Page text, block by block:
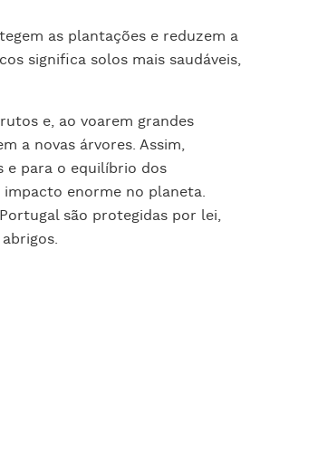
as plantações e reduzem a
significa solos mais saudáveis,
e, ao voarem grandes
a novas árvores. Assim,
e para o equilíbrio dos
impacto enorme no planeta.
são protegidas por lei,